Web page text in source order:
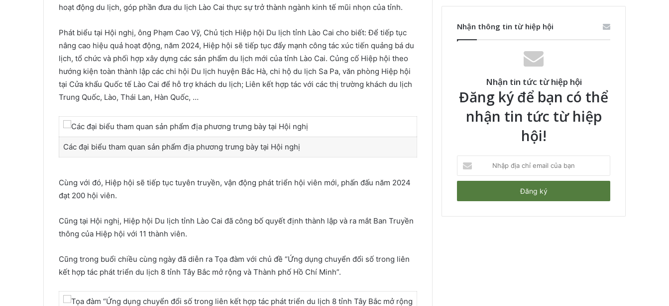
hoạt động du lịch, góp phần đưa du lịch Lào Cai thực sự trở thành ngành kinh tế mũi nhọn của tỉnh.
Phát biểu tại Hội nghị, ông Phạm Cao Vỹ, Chủ tịch Hiệp hội Du lịch tỉnh Lào Cai cho biết: Để tiếp tục
nâng cao hiệu quả hoạt động, năm 2024, Hiệp hội sẽ tiếp tục đẩy mạnh công tác xúc tiến quảng bá du
lịch, tổ chức và phối hợp xây dựng các sản phẩm du lịch mới của tỉnh Lào Cai. Củng cố Hiệp hội theo
hướng kiện toàn thành lập các chi hội Du lịch huyện Bắc Hà, chi hộ du lịch Sa Pa, văn phòng Hiệp hội
tại Cửa khẩu Quốc tế Lào Cai để hỗ trợ khách du lịch; Liên kết hợp tác với các thị trường khách du lịch
Trung Quốc, Lào, Thái Lan, Hàn Quốc, …
Các đại biểu tham quan sản phẩm địa phương trưng bày tại Hội nghị
Cùng với đó, Hiệp hội sẽ tiếp tục tuyên truyền, vận động phát triển hội viên mới, phấn đấu năm 2024
đạt 200 hội viên.
Cũng tại Hội nghị, Hiệp hội Du lịch tỉnh Lào Cai đã công bố quyết định thành lập và ra mắt Ban Truyền
thông của Hiệp hội với 11 thành viên.
Cũng trong buổi chiều cùng ngày đã diễn ra Tọa đàm với chủ đề “Ứng dụng chuyển đổi số trong liên
kết hợp tác phát triển du lịch 8 tỉnh Tây Bắc mở rộng và Thành phố Hồ Chí Minh”.
Nhận thông tin từ hiệp hội
Nhận tin tức từ hiệp hội
Đăng ký để bạn có thể
nhận tin tức từ hiệp
hội!
địa
chỉ
của